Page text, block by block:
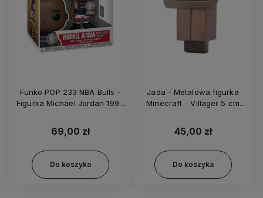
Funko POP 233 NBA Bulls -
Figurka Michael Jordan 1998
69,00 zł
Do koszyka
Jada - Metalowa figurka
Minecraft - Villager 5 cm
45,00 zł
Do koszyka